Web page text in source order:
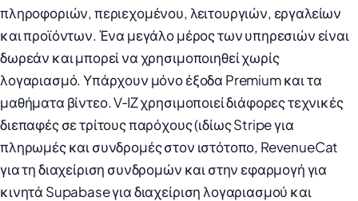
πληροφοριών, περιεχομένου, λειτουργιών, εργαλείων
και προϊόντων. Ένα μεγάλο μέρος των υπηρεσιών είναι
δωρεάν και μπορεί να χρησιμοποιηθεί χωρίς
λογαριασμό. Υπάρχουν μόνο έξοδα Premium και τα
μαθήματα βίντεο. V‑IZ χρησιμοποιεί διάφορες τεχνικές
διεπαφές σε τρίτους παρόχους (ιδίως Stripe για
πληρωμές και συνδρομές στον ιστότοπο, RevenueCat
για τη διαχείριση συνδρομών και στην εφαρμογή για
κινητά Supabase για διαχείριση λογαριασμού και